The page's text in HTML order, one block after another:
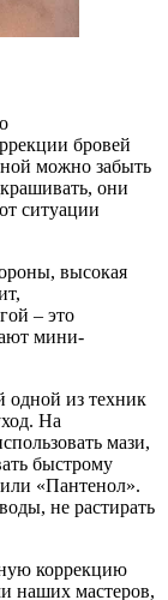
бровей
можно забыть
они
ситуации
высокая
– это
мини-
одной из техник
На
мази,
быстрому
«Пантенол».
не растирать
коррекцию
наших мастеров,